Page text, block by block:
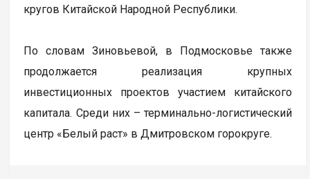
кругов Китайской Народной Республики.
По словам Зиновьевой, в Подмосковье также
продолжается реализация крупных
инвестиционных проектов участием китайского
капитала. Среди них – терминально-логистический
центр «Белый раст» в Дмитровском горокруге.